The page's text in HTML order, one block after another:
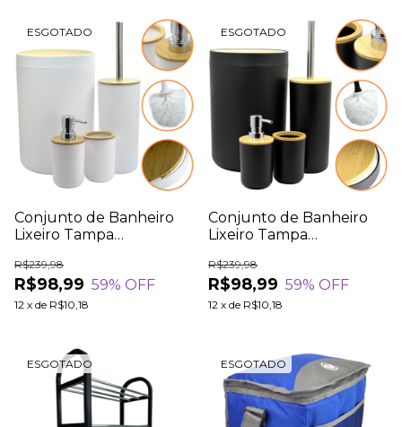
ESGOTADO
Conjunto de Banheiro
Lixeiro Tampa
Porta Escovas
R$98,99
R$239,98
59% OFF
12 x de R$10,18
ESGOTADO
Conjunto de Banheiro
Lixeiro Tampa
Saboneteira Porta
Escovas
R$98,99
R$239,98
59% OFF
12 x de R$10,18
ESGOTADO ESGOTADO